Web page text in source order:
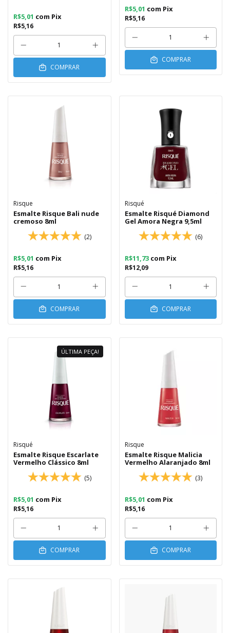
R$5,16
R$5,01 com Pix
COMPRAR
R$5,16
R$5,01 com Pix
COMPRAR
Risque
Esmalte Risque Bali nude
cremoso 8ml
(2)
R$5,16
R$5,01 com Pix
COMPRAR
Risqué
Esmalte Risqué Diamond
Gel Amora Negra 9,5ml
(6)
R$12,09
R$11,73 com Pix
COMPRAR
ÚLTIMA PEÇA!
Risqué
Esmalte Risque Escarlate
Vermelho Clássico 8ml
(5)
R$5,16
R$5,01 com Pix
COMPRAR
Risque
Esmalte Risque Malicia
Vermelho Alaranjado 8ml
(3)
R$5,16
R$5,01 com Pix
COMPRAR